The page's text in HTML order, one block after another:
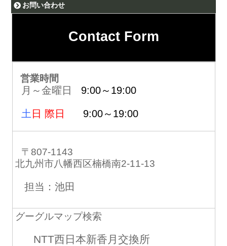
お問い合わせ
Contact Form
営業時間
月～金曜日 9:00～19:00
土 日 際日 9:00～19:00
〒807-1143
北九州市八幡西区楠橋南2-11-13
担当：池田
グーグルマップ検索
NTT西日本新香月交換所